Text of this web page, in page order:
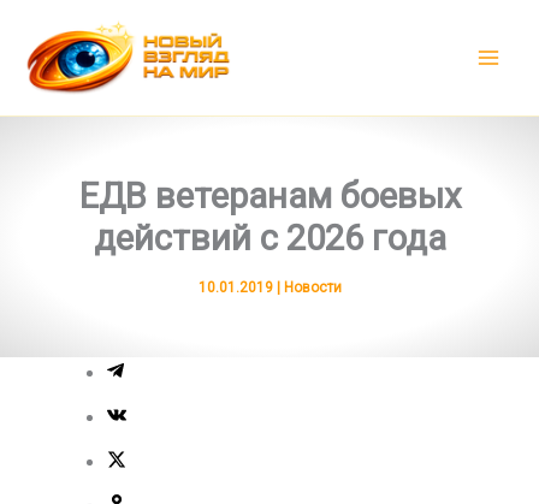
содержимому
ЕДВ ветеранам боевых
действий с 2026 года
10.01.2019 | Новости